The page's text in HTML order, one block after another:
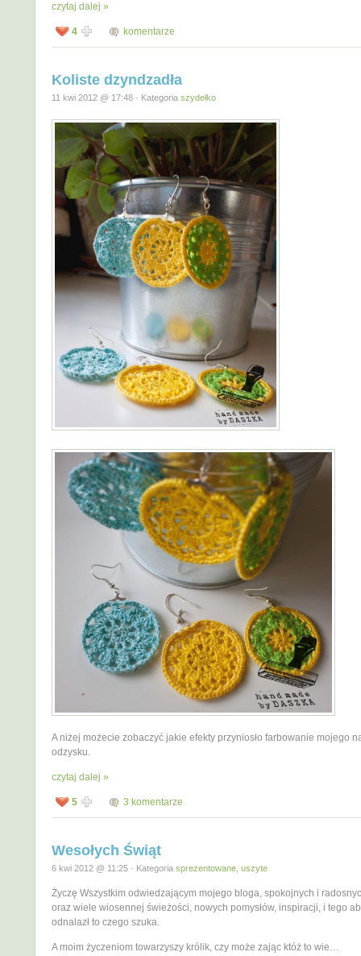
czytaj dalej »
4 komentarze
Koliste dzyndzadła
11 kwi 2012 @ 17:48 · Kategoria szydełko
A niżej możecie zobaczyć jakie efekty przyniosło farbowanie mojego
odzysku.
czytaj dalej »
5 3 komentarze
Wesołych Świąt
6 kwi 2012 @ 11:25 · Kategoria sprezentowane uszyte
Życzę Wszystkim odwiedzającym mojego bloga, spokojnych i
oraz wiele wiosennej świeżości, nowych pomysłów, inspiracji, i tego
odnalazł to czego szuka.
A moim życzeniom towarzyszy królik, czy może zając któż to wie…